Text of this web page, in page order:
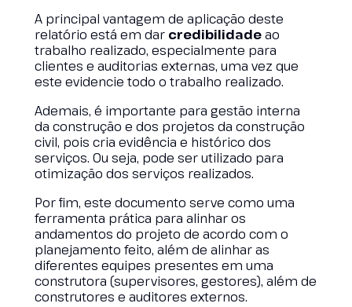
A principal vantagem de aplicação deste
relatório está em dar credibilidadeao
trabalho realizado, especialmente para
clientes e auditorias externas, uma vez que
este evidencie todo o trabalho realizado.
Ademais, é importante para gestão interna
da construção e dos projetos da construção
civil, pois cria evidência e histórico dos
serviços. Ou seja, pode ser utilizado para
otimização dos serviços realizados.
Por fim, este documento serve como uma
ferramenta prática para alinhar os
andamentos do projeto de acordo com o
planejamento feito, além de alinhar as
diferentes equipes presentes em uma
construtora (supervisores, gestores), além de
construtores e auditores externos.